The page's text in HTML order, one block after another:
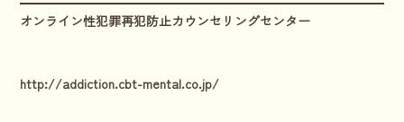
オンライン性犯罪再犯防止カウンセリングセンター
http://addiction.cbt-mental.co.jp/